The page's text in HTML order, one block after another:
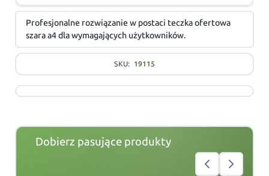
Profesjonalne rozwiązanie w postaci teczka ofertowa
szara a4 dla wymagających użytkowników.
SKU: 19115
Dobierz pasujące produkty